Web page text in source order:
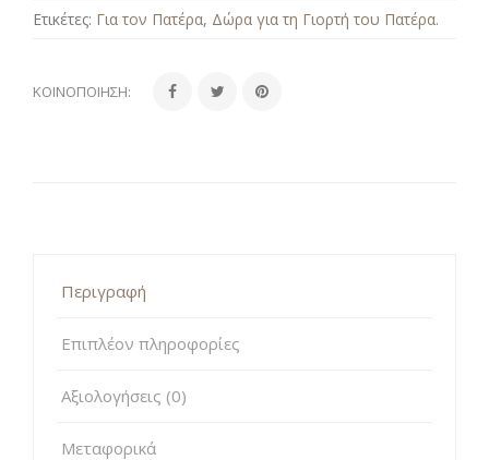
Ετικέτες: Για τον Πατέρα, Δώρα για τη Γιορτή του Πατέρα.
ΚΟΙΝΟΠΟΊΗΣΗ:
Περιγραφή
Επιπλέον πληροφορίες
Αξιολογήσεις (0)
Μεταφορικά